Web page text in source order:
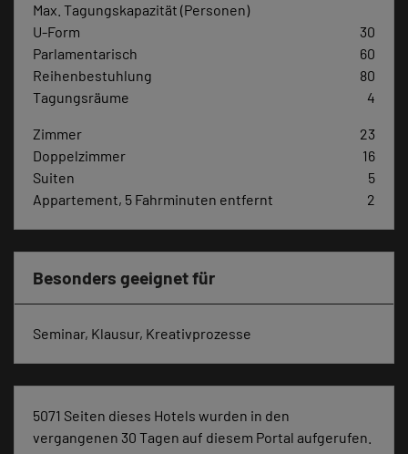
Max. Tagungskapazität (Personen)
U-Form
30
Parlamentarisch
60
Reihenbestuhlung
80
Tagungsräume
4
Zimmer
23
Doppelzimmer
16
Suiten
5
Appartement, 5 Fahrminuten entfernt
2
Besonders geeignet für
Seminar, Klausur, Kreativprozesse
5071 Seiten dieses Hotels wurden in den
vergangenen 30 Tagen auf diesem Portal aufgerufen.